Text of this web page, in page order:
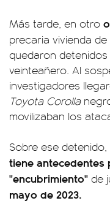
Más tarde, en otro
precaria vivienda
quedaron
veinteañero. Al
investigadores
Toyota Corolla
movilizaban los
Sobre ese
tiene antecedentes
"encubrimiento" de
mayo de 2023.